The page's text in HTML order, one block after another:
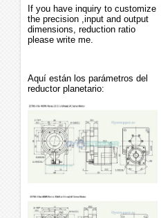
If you have inquiry to customize
the precision ,input and output
dimensions, reduction ratio
please write me.
Aquí están los parámetros del
reductor planetario: